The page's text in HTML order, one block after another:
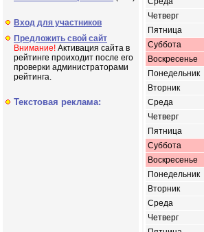
Вход для участников
Предложить свой сайт
Внимание! Активация сайта в
рейтинге проиходит после его
проверки администраторами
рейтинга.
Текстовая реклама:
Четверг
Пятница
Суббота
Воскресенье
Понедельник
Вторник
Среда
Четверг
Пятница
Суббота
Воскресенье
Понедельник
Вторник
Среда
Четверг